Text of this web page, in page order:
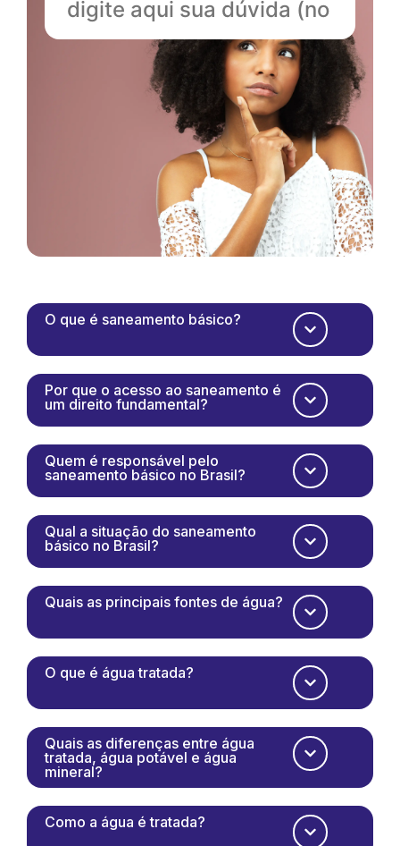
O que é saneamento básico?
Por que o acesso ao saneamento é
um direito fundamental?
Quem é responsável pelo
saneamento básico no Brasil?
Qual a situação do saneamento
básico no Brasil?
Quais as principais fontes de água?
O que é água tratada?
Quais as diferenças entre água
tratada, água potável e água
mineral?
Como a água é tratada?